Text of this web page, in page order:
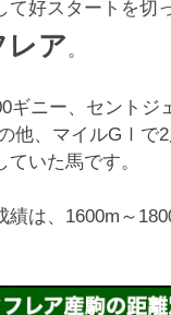
て好スタートを切
レア。
ギニー、セントジ
他、マイルGⅠで2
いた馬です。
績は、1600m～